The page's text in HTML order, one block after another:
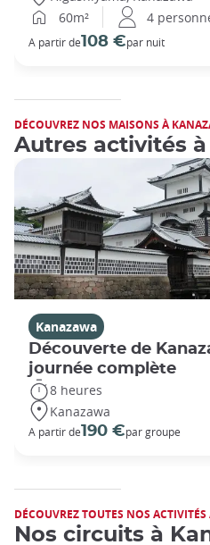
60m²
4
A partir de108 €par nuit
DÉCOUVREZ NOS MAISONS À
Autres activités
Kanazawa
Découverte de
journée complète
8 heures
Kanazawa
A partir de190 €par groupe
DÉCOUVREZ TOUTES NOS
Nos circuits à